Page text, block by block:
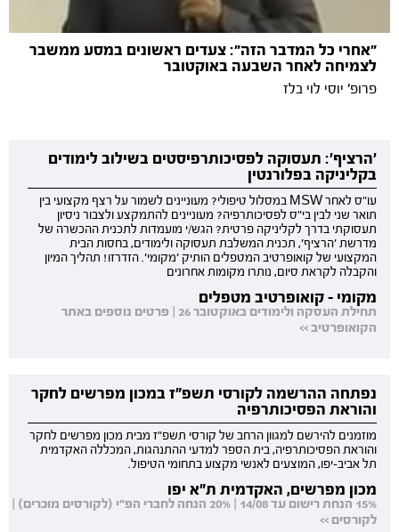
״אחרי כל המדבר הזה״: צעדים ראשונים במסע ממשבר
לצמיחה לאחר השבעה באוקטובר
פרופ' יוסי לוי בלז
'הרציף': תעסוקה לפסיכותרפיסטים בשילוב לימודים
בקליניקה בפלורנטין
עו"ס לאחר MSW במסלול טיפולי? מעוניינים לשמור על רצף מקצועי בין
תואר שני לבין בי"ס לפסיכותרפיה? מעוניינים להתמקצע ולצבור ניסיון
תעסוקתי בדרך לקליניקה פרטית? הגש/י מועמדות לתכנית ההכשרה של
מדרשת 'הרציף', תכנית המשלבת תעסוקה ולימודים, בחסות הבית
המקצועי של קואופרטיב המטפלים הותיק 'מקומי'. הזדרזו! תהליך המיון
והקבלה לקראת סיום, נותרו מקומות אחרונים
מקומי - קואופרטיב מטפלים
תחילת העסקה ולימודים באוקטובר 26 | פרטים נוספים באתר
הקואופרטיב >>
נפתחה ההרשמה לקורסי תשפ"ז במכון מפרשים לחקר
והוראת הפסיכותרפיה
מוזמנים להירשם למגוון הרחב של קורסי תשפ"ז מבית מכון מפרשים לחקר
והוראת הפסיכותרפיה, בית הספר למדעי ההתנהגות, המכללה האקדמית
תל אביב-יפו, המוצעים לאנשי מקצוע בתחומי הטיפול.
מכון מפרשים, האקדמית ת"א יפו
15% הנחת רישום עד 14/08 | 20% הנחה לחברי הפ"י (לקורסים מוכרים) |
לקורסים >>